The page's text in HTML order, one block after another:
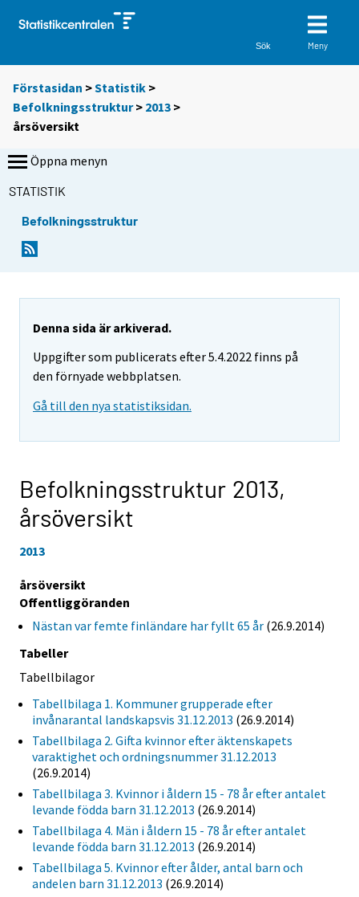
Sök Meny
Förstasidan >Statistik >
Befolkningsstruktur> 2013 >
årsöversikt
Öppna menyn
STATISTIK
Befolkningsstruktur
Denna sida är arkiverad.
Uppgifter som publicerats efter 5.4.2022 finns på
den förnyade webbplatsen.
Gå till den nya statistiksidan.
Befolkningsstruktur 2013,
årsöversikt
2013
årsöversikt
Offentliggöranden
Nästan var femte finländare har fyllt 65 år (26.9.2014)
Tabeller
Tabellbilagor
Tabellbilaga 1. Kommuner grupperade efter
invånarantal landskapsvis 31.12.2013 (26.9.2014)
Tabellbilaga 2. Gifta kvinnor efter äktenskapets
varaktighet och ordningsnummer 31.12.2013
(26.9.2014)
Tabellbilaga 3. Kvinnor i åldern 15 - 78 år efter antalet
levande födda barn 31.12.2013 (26.9.2014)
Tabellbilaga 4. Män i åldern 15 - 78 år efter antalet
levande födda barn 31.12.2013 (26.9.2014)
Tabellbilaga 5. Kvinnor efter ålder, antal barn och
andelen barn 31.12.2013 (26.9.2014)